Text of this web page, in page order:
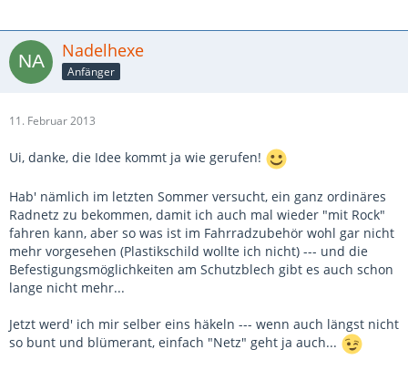
Nadelhexe
Anfänger
11. Februar 2013
Ui, danke, die Idee kommt ja wie gerufen!
Hab' nämlich im letzten Sommer versucht, ein ganz ordinäres
Radnetz zu bekommen, damit ich auch mal wieder "mit Rock"
fahren kann, aber so was ist im Fahrradzubehör wohl gar nicht
mehr vorgesehen (Plastikschild wollte ich nicht) --- und die
Befestigungsmöglichkeiten am Schutzblech gibt es auch schon
lange nicht mehr...
Jetzt werd' ich mir selber eins häkeln --- wenn auch längst nicht
so bunt und blümerant, einfach "Netz" geht ja auch...